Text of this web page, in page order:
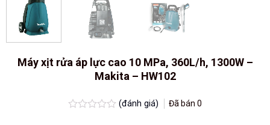
Máy xịt rửa áp lực cao 10 MPa, 360L/h, 1300W –
Makita – HW102
(đánh giá) Đã bán0